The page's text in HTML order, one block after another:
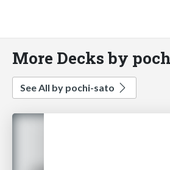
More Decks by
See All by pochi-sato